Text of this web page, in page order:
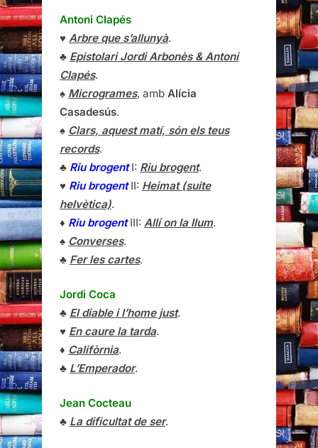
Antoni Clapés
♥ Arbre que s’allunyà.
♣ Epistolari Jordi Arbonès & Antoni
Clapés.
♠ Microgrames, amb Alícia
Casadesús.
♠ Clars, aquest matí, són els teus
records.
♣ Riu brogentI: Riu brogent.
♥ Riu brogentII: Heimat (suite
helvètica).
♦ Riu brogentIII: Allí on la llum.
♠ Converses.
♣ Fer les cartes.
Jordi Coca
♣ El diable i l’home just.
♥ En caure la tarda.
♦ Califòrnia.
♣ L’Emperador.
Jean Cocteau
♣ La dificultat de ser.